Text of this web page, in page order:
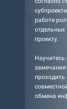
работе
отдельных
проекту.
проходить
обмена